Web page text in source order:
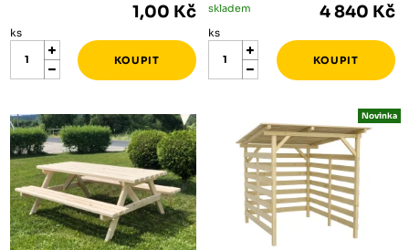
1,00 Kč
ks
skladem 4 840 Kč
ks
Novinka